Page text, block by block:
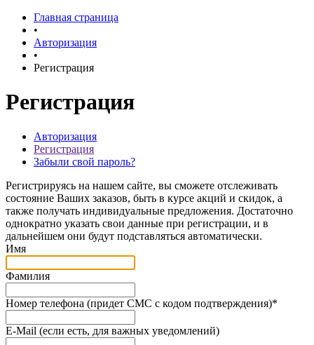
Главная страница
•
Авторизация
•
Регистрация
Регистрация
Авторизация
Регистрация
Забыли свой пароль?
Регистрируясь на нашем сайте, вы сможете отслеживать
состояние Ваших заказов, быть в курсе акций и скидок, а
также получать индивидуальные предложения. Достаточно
однократно указать свои данные при регистрации, и в
дальнейшем они будут подставляться автоматически.
Имя
Фамилия
Номер телефона (придет СМС с кодом подтверждения)*
E-Mail (если есть, для важных уведомлений)